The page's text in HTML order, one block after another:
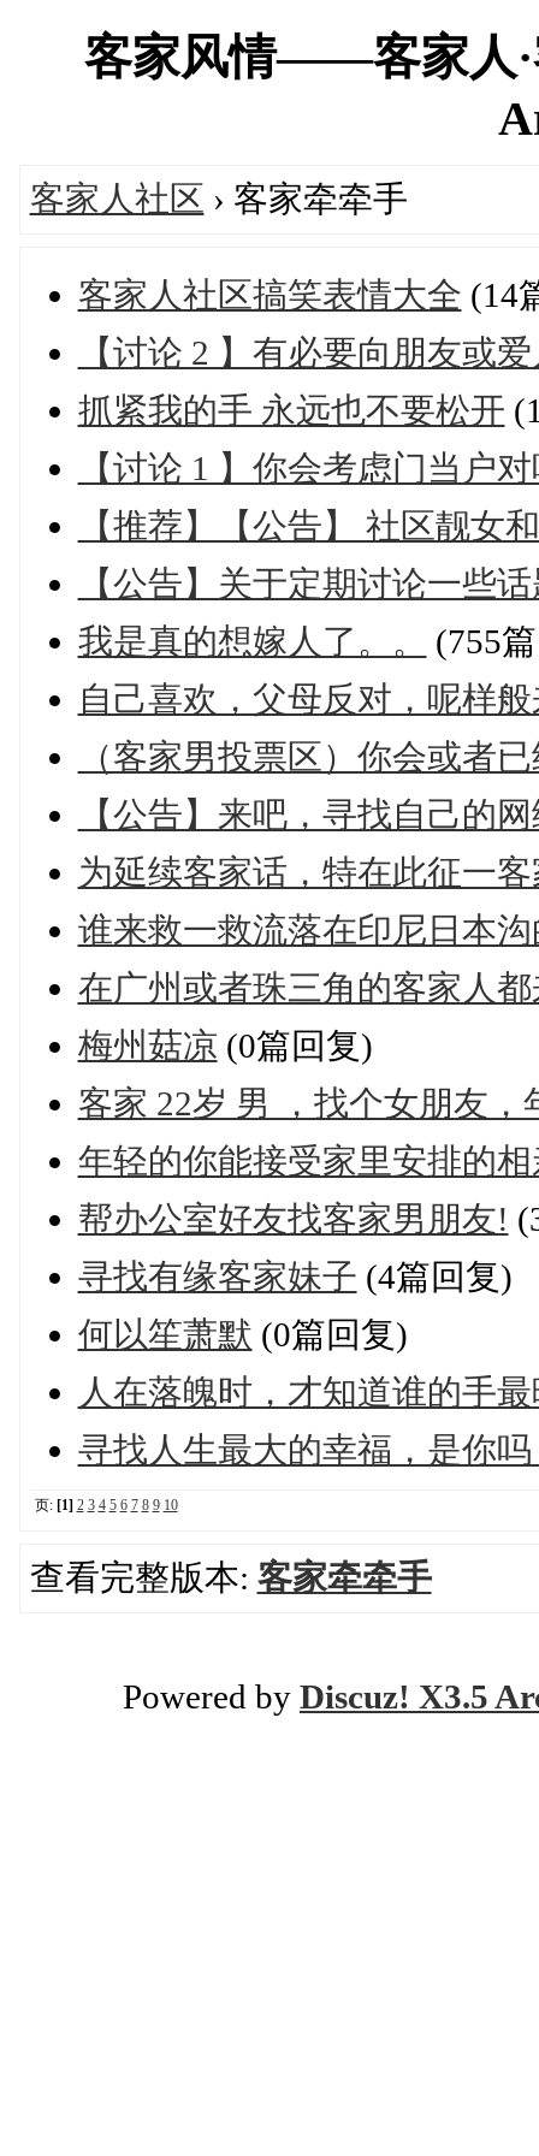
客家风情——客家人·
客家人社区 › 客家牵牵手
客家人社区搞笑表情大全 (14
【讨论 2 】有必要向朋友或
抓紧我的手 永远也不要松开
【讨论 1 】你会考虑门当户
【推荐】【公告】 社区靓女
【公告】关于定期讨论一些
我是真的想嫁人了。。
(755
自己喜欢，父母反对，呢样
（客家男投票区）你会或者
【公告】来吧，寻找自己的
为延续客家话，特在此征一
谁来救一救流落在印尼日本
在广州或者珠三角的客家人
梅州菇凉 (0篇回复)
客家 22岁 男 ，找个女朋友，
年轻的你能接受家里安排的
帮办公室好友找客家男朋友!
寻找有缘客家妹子 (4篇回复)
何以笙萧默 (0篇回复)
人在落魄时，才知道谁的手
寻找人生最大的幸福，是你吗
页: [1] 2 3 4 5 6 7 8 9 10
查看完整版本: 客家牵牵手
Powered by Discuz! X3.5